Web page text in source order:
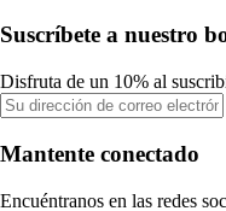
Suscríbete a nuestro
Disfruta de un 10% al
Mantente conectado
Encuéntranos en las redes